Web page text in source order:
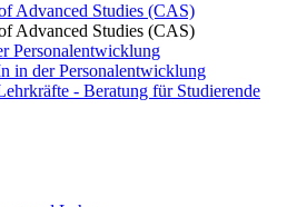
Advanced Studies (CAS)
Advanced Studies (CAS)
Personalentwicklung
in der Personalentwicklung
- Beratung für Studierende